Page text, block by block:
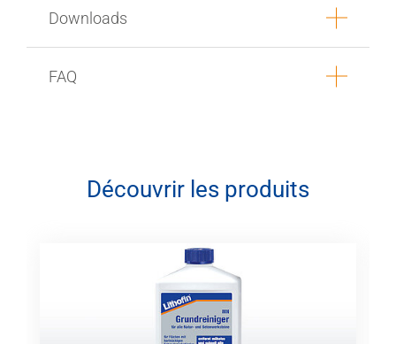
Downloads
FAQ
Découvrir les produits